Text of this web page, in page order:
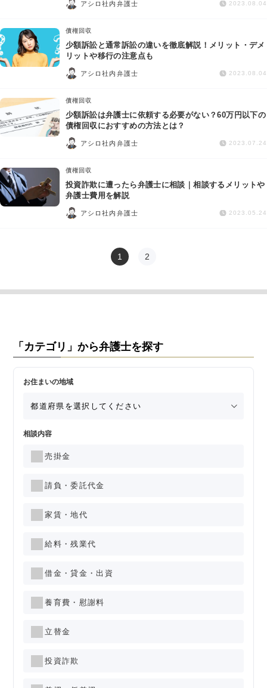
アシロ社内弁護士 2023.08.04
債権回収
少額訴訟と通常訴訟の違いを徹底解説！メリット・デメ
リットや移行の注意点も
アシロ社内弁護士 2023.08.04
債権回収
少額訴訟は弁護士に依頼する必要がない？60万円以下の
債権回収におすすめの方法とは？
アシロ社内弁護士 2023.07.24
債権回収
投資詐欺に遭ったら弁護士に相談｜相談するメリットや
弁護士費用を解説
アシロ社内弁護士 2023.05.24
1 2
「カテゴリ」から弁護士を探す
お住まいの地域
相談内容
売掛金
請負・委託代金
家賃・地代
給料・残業代
借金・貸金・出資
養育費・慰謝料
立替金
投資詐欺